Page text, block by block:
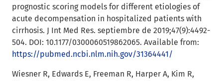
prognostic scoring models for different etiologies of
acute decompensation in hospitalized patients with
cirrhosis. J Int Med Res. septiembre de 2019;47(9):4492-
504. DOI: 10.1177/0300060519862065. Available from:
https://pubmed.ncbi.nlm.nih.gov/31364441/
Wiesner R, Edwards E, Freeman R, Harper A, Kim R,